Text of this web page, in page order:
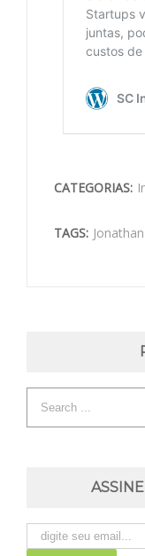
CATEGORIAS:
TAGS: